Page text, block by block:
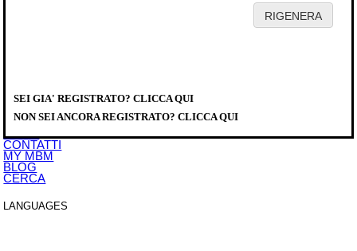
SERVICE
DOWNLOAD
EVENTI
NEWS
CONTATTI
MY MBM
BLOG
CERCA
LANGUAGES
SEI GIA' REGISTRATO? CLICCA QUI
NON SEI ANCORA REGISTRATO? CLICCA QUI
PRODOTTI >LAVAGGIO >DIRECT LINE PLUS
SOTTOBANCO
LS506M